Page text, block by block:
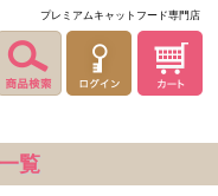
プレミアムキャットフード専門店
覧